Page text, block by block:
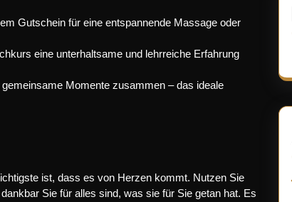
Gutschein für eine entspannende Massage oder
eine unterhaltsame und lehrreiche Erfahrung
Momente zusammen – das ideale
ist, dass es von Herzen kommt. Nutzen Sie
Sie für alles sind, was sie für Sie getan hat. Es